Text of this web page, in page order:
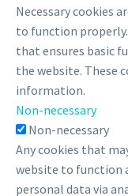
Necessary cookies
to function
that ensures basic
the website. These
information.
Non-necessary
Non-necessary
Any cookies that
website to function
personal data via